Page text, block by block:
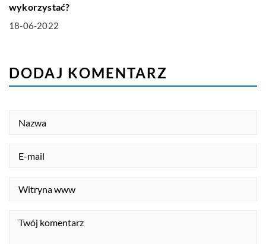
wykorzystać?
18-06-2022
DODAJ KOMENTARZ